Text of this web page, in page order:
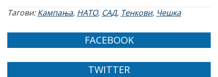
Тагови:Кампања, НАТО, САД, Тенкови, Чешка
FACEBOOK
TWITTER